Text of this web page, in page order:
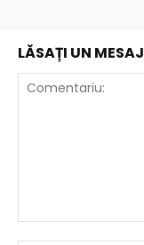
LĂSAȚI UN MESAJ